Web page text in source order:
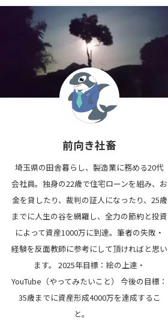
前向き社畜
埼玉県の田舎暮らし、製造業に務める20代
会社員。独身の22歳で住宅ローンを組み、お
金を貸したり、裁判の証人になったり、25歳
までに人生の谷を網羅し、全力の節約と投資
によって資産1000万に到達。筆者の失敗・
経験を反面教師に参考にして頂ければと思い
ます。 2025年目標：絵の上達・
YouTube（やってみたいこと） 今後の目標：
35歳までに資産形成4000万を達成するこ
と。